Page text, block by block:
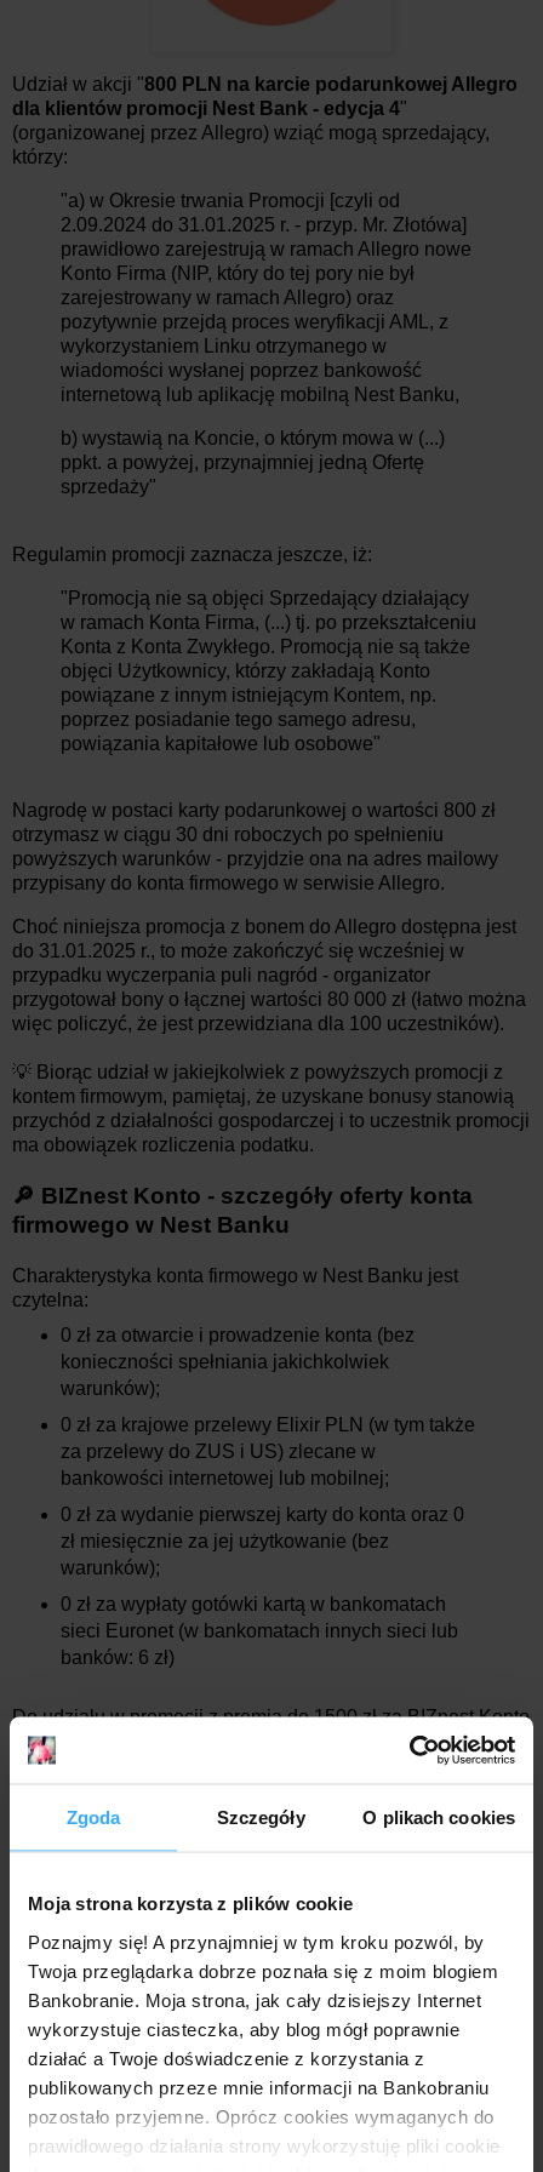
Zgoda Szczegóły O plikach cookies
Moja strona korzysta z plików cookie
Poznajmy się! A przynajmniej w tym kroku pozwól, by
Twoja przeglądarka dobrze poznała się z moim blogiem
Bankobranie. Moja strona, jak cały dzisiejszy Internet
wykorzystuje ciasteczka, aby blog mógł poprawnie
działać a Twoje doświadczenie z korzystania z
publikowanych przeze mnie informacji na Bankobraniu
pozostało przyjemne. Oprócz cookies wymaganych do
prawidłowego działania strony wykorzystuję pliki cookie
Udział w akcji "800 PLN na karcie podarunkowej Allegro
dla klientów promocji Nest Bank - edycja 4"
(organizowanej przez Allegro) wziąć mogą sprzedający,
którzy:
"a) w Okresie trwania Promocji [czyli od
2.09.2024 do 31.01.2025 r. - przyp. Mr. Złotówa]
prawidłowo zarejestrują w ramach Allegro nowe
Konto Firma (NIP, który do tej pory nie był
zarejestrowany w ramach Allegro) oraz
pozytywnie przejdą proces weryfikacji AML, z
wykorzystaniem Linku otrzymanego w
wiadomości wysłanej poprzez bankowość
internetową lub aplikację mobilną Nest Banku,
b) wystawią na Koncie, o którym mowa w (...)
ppkt. a powyżej, przynajmniej jedną Ofertę
sprzedaży"
Regulamin promocji zaznacza jeszcze, iż:
"Promocją nie są objęci Sprzedający działający
w ramach Konta Firma, (...) tj. po przekształceniu
Konta z Konta Zwykłego. Promocją nie są także
objęci Użytkownicy, którzy zakładają Konto
powiązane z innym istniejącym Kontem, np.
poprzez posiadanie tego samego adresu,
powiązania kapitałowe lub osobowe"
Nagrodę w postaci karty podarunkowej o wartości 800 zł
otrzymasz w ciągu 30 dni roboczych po spełnieniu
powyższych warunków - przyjdzie ona na adres mailowy
przypisany do konta firmowego w serwisie Allegro.
Choć niniejsza promocja z bonem do Allegro dostępna jest
do 31.01.2025 r., to może zakończyć się wcześniej w
przypadku wyczerpania puli nagród - organizator
przygotował bony o łącznej wartości 80 000 zł (łatwo można
więc policzyć, że jest przewidziana dla 100 uczestników).
💡 Biorąc udział w jakiejkolwiek z powyższych promocji z
kontem firmowym, pamiętaj, że uzyskane bonusy stanowią
przychód z działalności gospodarczej i to uczestnik promocji
ma obowiązek rozliczenia podatku.
🔎 BIZnest Konto - szczegóły oferty konta
firmowego w Nest Banku
Charakterystyka konta firmowego w Nest Banku jest
czytelna:
0 zł za otwarcie i prowadzenie konta (bez
konieczności spełniania jakichkolwiek
warunków);
0 zł za krajowe przelewy Elixir PLN (w tym także
za przelewy do ZUS i US) zlecane w
bankowości internetowej lub mobilnej;
0 zł za wydanie pierwszej karty do konta oraz 0
zł miesięcznie za jej użytkowanie (bez
warunków);
0 zł za wypłaty gotówki kartą w bankomatach
sieci Euronet (w bankomatach innych sieci lub
banków: 6 zł)
Do udziału w promocji z premią do 1500 zł za BIZnest Konto
kwalifikują wyłącznie wnioski złożone
na stronie promocji.
Wówczas umowę z bankiem zawrzeć można na jeden z
💻 przelewem weryfikacyjnym
z własnego
konta w innym banku (możliwe jest to jednak
należą: Alior, ING Bank Śląski, mBank, Pekao,
PBS Bank, Santander Bank) - w tym przypadku
istotne jest, by dane przy przelewie idealnie
pasowały do tych, które wpiszesz we wniosku o
konto;
🚚 za pośrednictwem kuriera
- wybierając tę
opcję, we wniosku możesz dodać adres miejsca
podpisania umowy (inny niż zamieszkania czy
korespondencyjny - może być to np. miejsce
swej pracy) lub